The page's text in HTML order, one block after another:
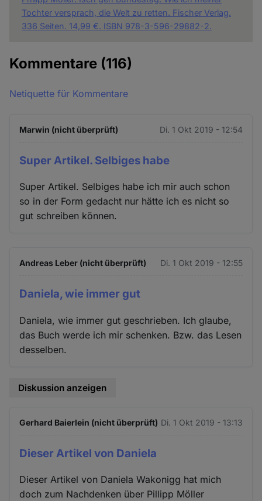
Tochter versprach, die Welt zu retten. Fischer Verlag.
336 Seiten. 14,99 €. ISBN 978-3-596-29882-2.
Kommentare (116)
Netiquette für Kommentare
Marwin (nicht überprüft) Di. 1 Okt 2019 - 12:54
Super Artikel. Selbiges habe
Super Artikel. Selbiges habe ich mir auch schon
so in der Form gedacht nur hätte ich es nicht so
gut schreiben können.
Andreas Leber (nicht überprüft) Di. 1 Okt 2019 - 12:55
Daniela, wie immer gut
Daniela, wie immer gut geschrieben. Ich glaube,
das Buch werde ich mir schenken. Bzw. das Lesen
desselben.
Diskussion anzeigen
Gerhard Baierlein (nicht überprüft) Di. 1 Okt 2019 - 13:13
Dieser Artikel von Daniela
Dieser Artikel von Daniela Wakonigg hat mich
doch zum Nachdenken über Pillipp Möller